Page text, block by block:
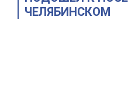
ЧЕЛЯБИНСКОМ